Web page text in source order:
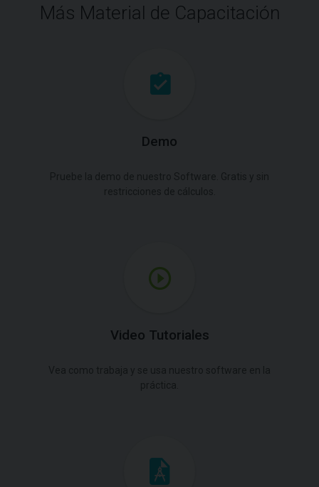
Más Material de Capacitación
Demo
Video Tutoriales